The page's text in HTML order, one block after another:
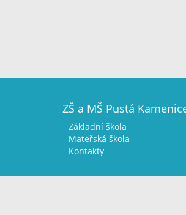
ZŠ a MŠ Pustá
Základní škola
Mateřská škola
Kontakty